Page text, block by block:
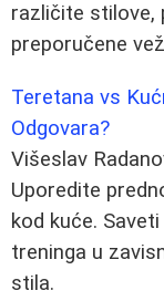
različite stilove,
preporučene
Teretana vs
Odgovara?
Višeslav
Uporedite
kod kuće.
treninga u
stila.